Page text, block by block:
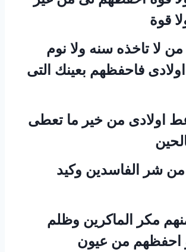
قوة
من لا تاخذه سنه ولا نوم
فاحفظهم بعينك التى
اعط اولادى من خير ما تعطى
شر الفاسدين وكيد
مكر الماكرين وظلم
و احفظهم من عيون